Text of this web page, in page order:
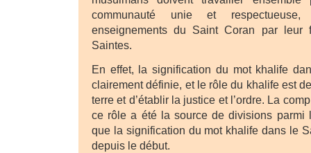
communauté unie et
enseignements du Saint Coran par leur
Saintes.
En effet, la signification du mot khalife
clairement définie, et le rôle du khalife est
terre et d’établir la justice et l’ordre. La
ce rôle a été la source de divisions parmi
que la signification du mot khalife dans le
depuis le début.